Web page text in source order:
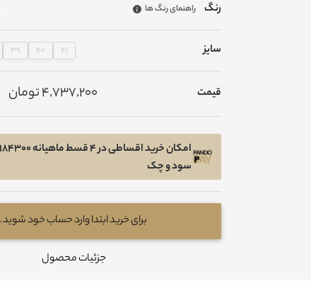
رنگ راهنمای رنگ ها
سایز 39 40 41
قیمت 4,737,200 تومان
سود و چک
برای خرید ابتدا وارد حساب خود شوید.
جزئیات محصول